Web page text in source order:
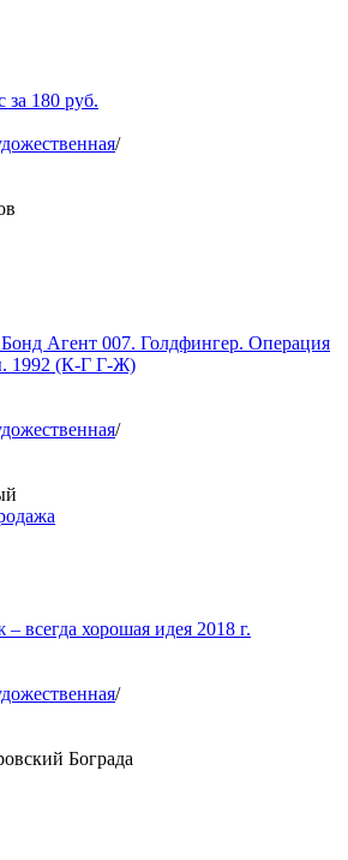
за 180 руб.
/
Агент 007. Голдфингер. Операция
1992 (К-Г Г-Ж)
/
всегда хорошая идея 2018 г.
/
Бограда